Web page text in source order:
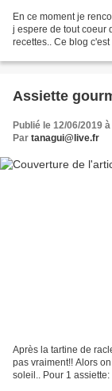
En ce moment je
j espere de tout coeur
recettes.. Ce blog
Assiette
Publié le 12/06/2019
Par tanagui@live.fr
Après la tartine de
pas vraiment!! Alors
soleil.. Pour 1